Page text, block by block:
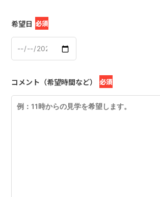
希望日 必須
コメント（希望時間など） 必須